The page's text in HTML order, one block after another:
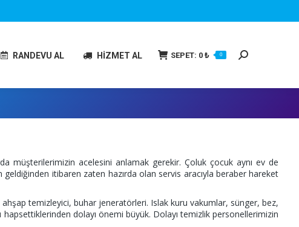
RANDEVU AL HİZMET AL SEPET: 0₺ 0 Search:
acelesini anlamak gerekir. Çoluk çocuk aynı ev de
geldiğinden itibaren zaten hazırda olan servis aracıyla beraber hareket
temizleyici, buhar jeneratörleri. Islak kuru vakumlar, sünger, bez,
dolayı önemi büyük. Dolayı temizlik personellerimizin